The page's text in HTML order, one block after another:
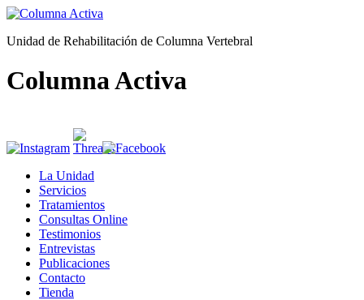
Unidad de Rehabilitación de Columna Vertebral
Columna Activa
La Unidad
Servicios
Tratamientos
Consultas Online
Testimonios
Entrevistas
Publicaciones
Contacto
Tienda